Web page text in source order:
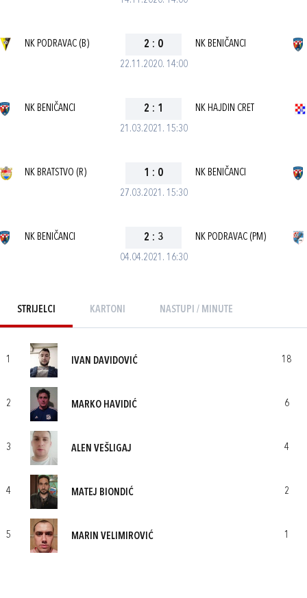
22.11.2020. 14:00
NK PODRAVAC (B) 2 : 0 NK BENIČANCI
21.03.2021. 15:30
NK BENIČANCI 2 : 1 NK HAJDIN CRET
27.03.2021. 15:30
NK BRATSTVO (R) 1 : 0 NK BENIČANCI
04.04.2021. 16:30
NK BENIČANCI 2 : 3 NK PODRAVAC (PM)
STRIJELCI KARTONI NASTUPI / MINUTE
1 IVAN DAVIDOVIĆ 18
2 MARKO HAVIDIĆ 6
3 ALEN VEŠLIGAJ 4
4 MATEJ BIONDIĆ 2
5 MARIN VELIMIROVIĆ 1